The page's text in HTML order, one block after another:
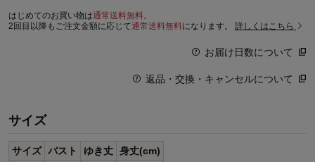
はじめてのお買い物は通常送料無料。
2回目以降もご注文金額に応じて通常送料無料になります。 詳しくはこちら
お届け日数について
返品・交換・キャンセルについて
サイズ
サイズ バスト ゆき丈 身丈(cm)